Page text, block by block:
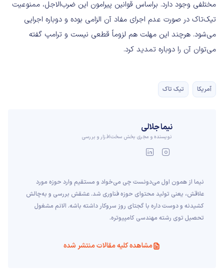
مختلفی وجود دارد. براساس قوانین پیرامون این ضرب‌الاجل، ممنوعیت
تیک‌تاک در صورت عدم اجرای مفاد آن الزامی بوده و دوباره اجرایی
می‌شود. هرچند این مهلت هم لزوماً قطعی نیست و ترامپ گفته
می‌توان آن را دوباره تمدید کرد.
آمریکا تیک تاک
نیما جلالی
نویسنده و مجری بخش سخت‌افزار و بررسی
نیما از همون اول می‌دونست چی می‌خواد و مستقیم وارد حوزه مورد
علاقش، یعنی تولید محتوای حوزه فناوری شد. عشقش بررسی و به‌چالش
کشیدنه و دوست داره با گجتای روز سروکار داشته باشه. الانم مشغول
تحصیل توی رشته مهندسی کامپیوتره.
مشاهده کلیه مقالات منتشر شده